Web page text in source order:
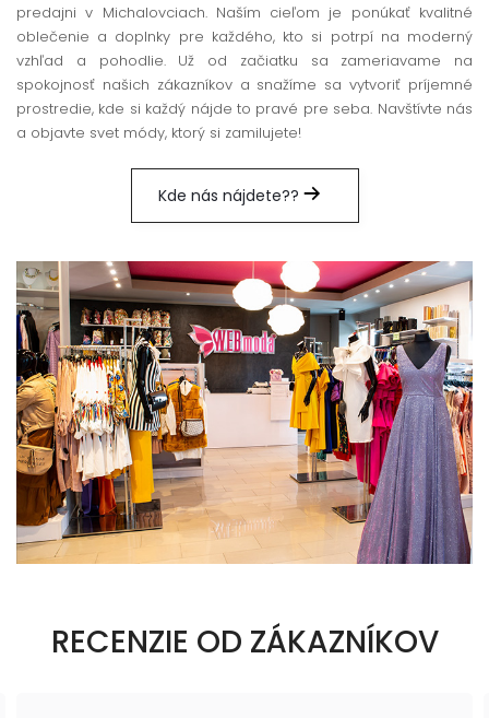
predajni v Michalovciach. Naším cieľom je ponúkať kvalitné
oblečenie a doplnky pre každého, kto si potrpí na moderný
vzhľad a pohodlie. Už od začiatku sa zameriavame na
spokojnosť našich zákazníkov a snažíme sa vytvoriť príjemné
prostredie, kde si každý nájde to pravé pre seba. Navštívte nás
a objavte svet módy, ktorý si zamilujete!
Kde nás nájdete??
RECENZIE OD ZÁKAZNÍKOV